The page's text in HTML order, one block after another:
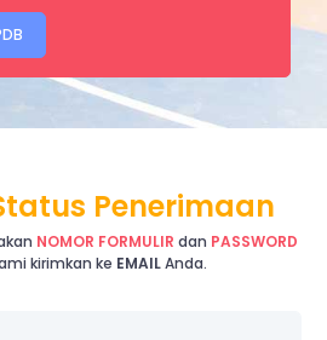
Penerimaan
NOMOR FORMULIR dan PASSWORD
kirimkan ke EMAILAnda.